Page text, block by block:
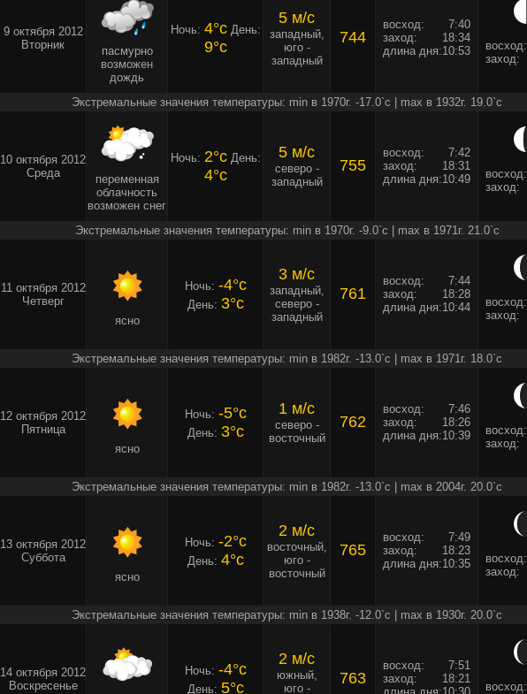
9 октября 2012
Вторник
пасмурно
возможен
дождь
Ночь: 4°cДень:
9°c
5 м/c
западный,
юго -
западный
744
восход:
7:40
заход:
18:34
длина дня:10:53 восход:
заход:
Экстремальные значения температуры: min в 1970г. -17.0`c | max в 1932г. 19.0`c
10 октября 2012
Среда
переменная
облачность
возможен снег
Ночь: 2°cДень:
4°c
5 м/c
северо -
западный
755
восход:
7:42
заход:
18:31
длина дня:10:49 восход:
заход:
Экстремальные значения температуры: min в 1970г. -9.0`c | max в 1971г. 21.0`c
11 октября 2012
Четверг
ясно
Ночь: -4°c
День: 3°c
3 м/c
западный,
северо -
западный
761
восход:
7:44
заход:
18:28
длина дня:10:44 восход:
заход:
Экстремальные значения температуры: min в 1982г. -13.0`c | max в 1971г. 18.0`c
12 октября 2012
Пятница
ясно
Ночь: -5°c
День: 3°c
1 м/c
северо -
восточный
762
восход:
7:46
заход:
18:26
длина дня:10:39 восход:
заход:
Экстремальные значения температуры: min в 1982г. -13.0`c | max в 2004г. 20.0`c
13 октября 2012
Суббота
ясно
Ночь: -2°c
День: 4°c
2 м/c
восточный,
юго -
восточный
765
восход:
7:49
заход:
18:23
длина дня:10:35 восход:
заход:
Экстремальные значения температуры: min в 1938г. -12.0`c | max в 1930г. 20.0`c
14 октября 2012
Воскресенье
Ночь: -4°c
День: 5°c
2 м/c
южный,
юго -
763
восход:
7:51
заход:
18:21
восход: